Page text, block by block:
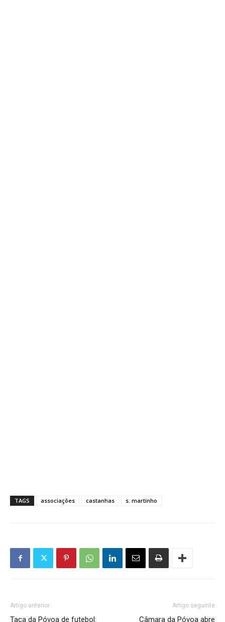
TAGS associações castanhas s. martinho
Artigo anterior
Taça da Póvoa de futebol:
Artigo seguinte
Câmara da Póvoa abre